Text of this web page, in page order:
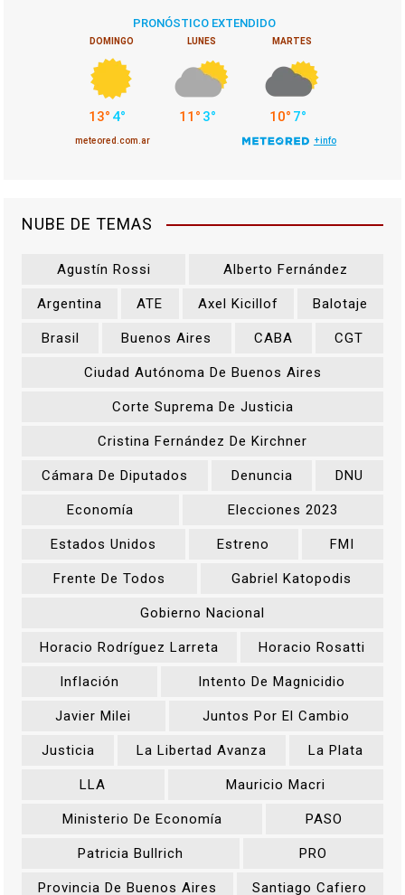
NUBE DE TEMAS
Agustín Rossi Alberto Fernández
Argentina ATE Axel Kicillof Balotaje
Brasil Buenos Aires CABA CGT
Ciudad Autónoma De Buenos Aires
Corte Suprema De Justicia
Cristina Fernández De Kirchner
Cámara De Diputados Denuncia DNU
Economía Elecciones 2023
Estados Unidos Estreno FMI
Frente De Todos Gabriel Katopodis
Gobierno Nacional
Horacio Rodríguez Larreta Horacio Rosatti
Inflación Intento De Magnicidio
Javier Milei Juntos Por El Cambio
Justicia La Libertad Avanza La Plata
LLA Mauricio Macri
Ministerio De Economía PASO
Patricia Bullrich PRO
Provincia De Buenos Aires Santiago Cafiero